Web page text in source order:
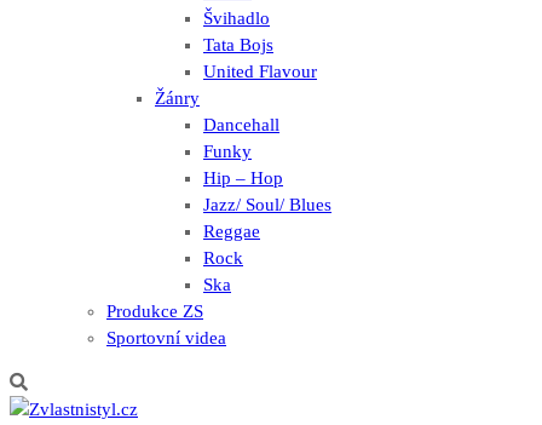
Švihadlo
Tata Bojs
United Flavour
Žánry
Dancehall
Funky
Hip – Hop
Jazz/ Soul/ Blues
Reggae
Rock
Ska
Produkce ZS
Sportovní videa